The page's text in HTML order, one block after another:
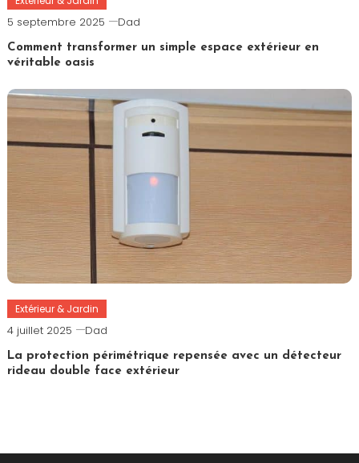
5 septembre 2025 Dad
Comment transformer un simple espace extérieur en
véritable oasis
Extérieur & Jardin
4 juillet 2025 Dad
La protection périmétrique repensée avec un détecteur
rideau double face extérieur